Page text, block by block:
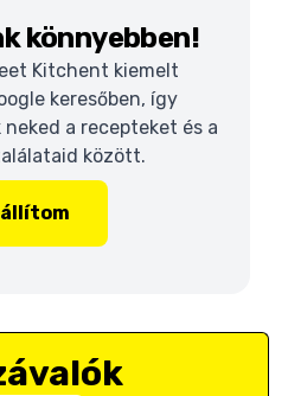
könnyebben!
Kitchent kiemelt
keresőben, így
a recepteket és a
között.